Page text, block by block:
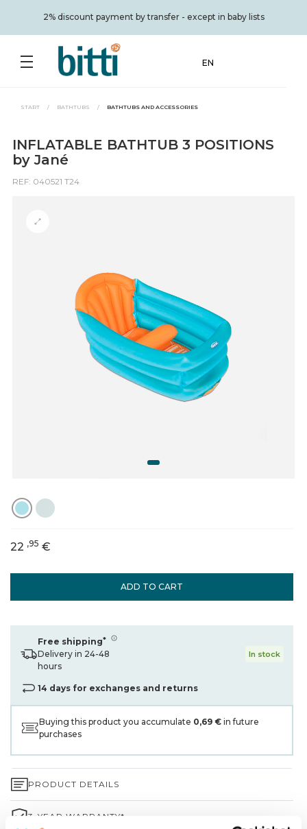
2% discount payment by transfer - except in baby lists
EN
START / BATHTUBS / BATHTUBS AND ACCESSORIES
INFLATABLE BATHTUB 3 POSITIONS
by Jané
REF: 040521 T24
ADD TO CART
22 ,95 €
Free shipping*
Delivery in 24-48
hours
In stock
14 days for exchanges and returns
Buying this product you accumulate 0,69 € in future
purchases
PRODUCT DETAILS
3-YEAR WARRANTY*